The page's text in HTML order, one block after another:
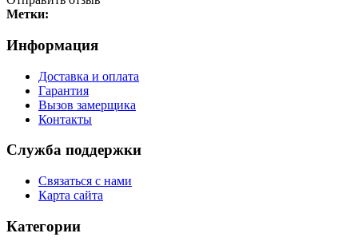
Метки:
Информация
Доставка и оплата
Гарантия
Вызов замерщика
Контакты
Служба поддержки
Связаться с нами
Карта сайта
Категории